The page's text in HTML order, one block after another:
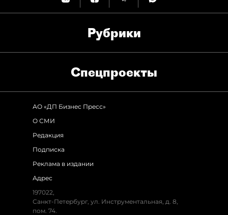
Рубрики
Спец­проекты
АО «ДП Бизнес Пресс»
О СМИ
Редакция
Подписка
Реклама в издании
Адрес
197022,
Санкт-Петербург, ул. Инструментальная, д. 8,
пом. 74.